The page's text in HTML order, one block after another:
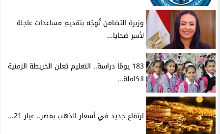
وزيرة التضامن تُوجّه بتقديم مساعدات عاجلة
لأسر ضحايا...
183 يومًا دراسة.. التعليم تعلن الخريطة الزمنية
الكاملة...
ارتفاع جديد في أسعار الذهب بمصر.. عيار 21...